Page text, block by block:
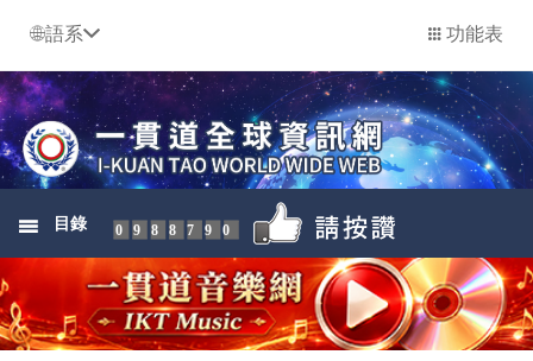
語系 功能表
目錄 0988790